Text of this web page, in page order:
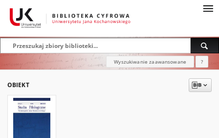
Wyszukiwanie zaawansowane ?
OBIEKT